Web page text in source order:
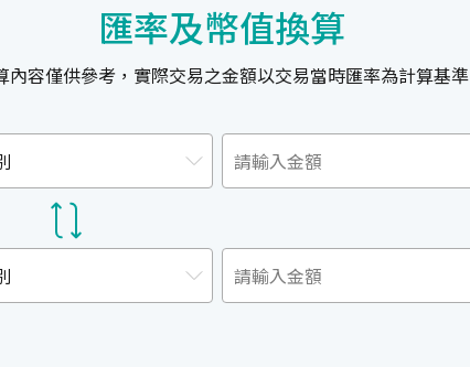
匯率及幣值換算
內容僅供參考，實際交易之金額以交易當時匯率為計算基準